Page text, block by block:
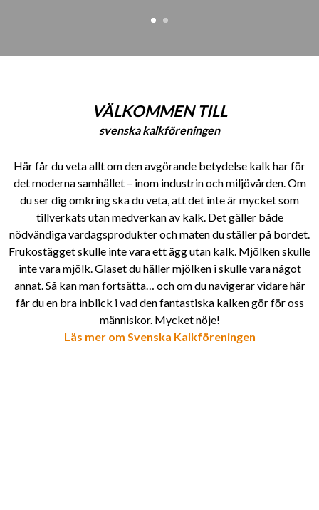
VÄLKOMMEN TILL
svenska kalkföreningen
Här får du veta allt om den avgörande betydelse kalk har för
det moderna samhället – inom industrin och miljövården. Om
du ser dig omkring ska du veta, att det inte är mycket som
tillverkats utan medverkan av kalk. Det gäller både
nödvändiga vardagsprodukter och maten du ställer på bordet.
Frukostägget skulle inte vara ett ägg utan kalk. Mjölken skulle
inte vara mjölk. Glaset du häller mjölken i skulle vara något
annat. Så kan man fortsätta… och om du navigerar vidare här
får du en bra inblick i vad den fantastiska kalken gör för oss
människor. Mycket nöje!
Läs mer om Svenska Kalkföreningen